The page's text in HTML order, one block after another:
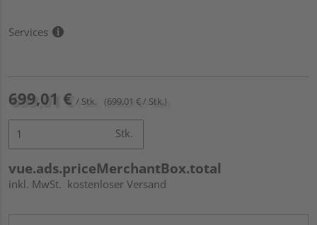
Services
699,01 € / Stk. (699,01 € / Stk.)
Stk.
vue.ads.priceMerchantBox.total
inkl. MwSt. kostenloser Versand